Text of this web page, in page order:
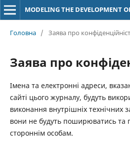
MODELING THE DEVELOPMENT
Головна / Заява про
Заява про
Імена та електронні адреси,
сайті цього журналу, будуть
виконання внутрішніх технічних
вони не будуть поширюватись та
стороннім особам.